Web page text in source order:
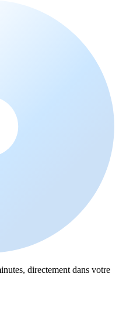
directement dans votre